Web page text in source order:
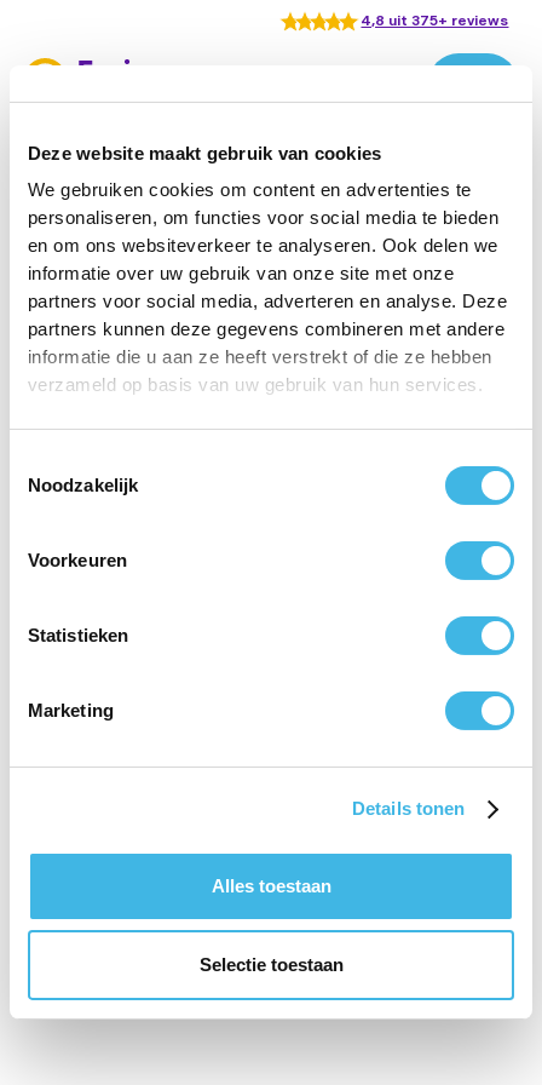
Deze website maakt gebruik van cookies
We gebruiken cookies om content en advertenties te
personaliseren, om functies voor social media te bieden
en om ons websiteverkeer te analyseren. Ook delen we
informatie over uw gebruik van onze site met onze
partners voor social media, adverteren en analyse. Deze
partners kunnen deze gegevens combineren met andere
informatie die u aan ze heeft verstrekt of die ze hebben
verzameld op basis van uw gebruik van hun services.
Noodzakelijk
Voorkeuren
Statistieken
Marketing
Details tonen
Alles toestaan
Selectie toestaan
4,8 uit 375+ reviews
Aanmelden gratis
check-up rugpijn
Uw naam*
E-mailadres*